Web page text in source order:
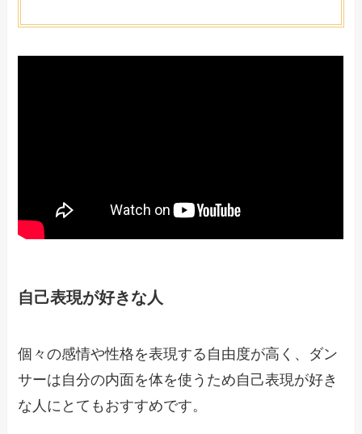
自己表現が好きな人
個々の感情や性格を表現する自由度が高く、ダン
サーは自分の内面を体を使うため自己表現が好き
な人にとてもおすすめです。